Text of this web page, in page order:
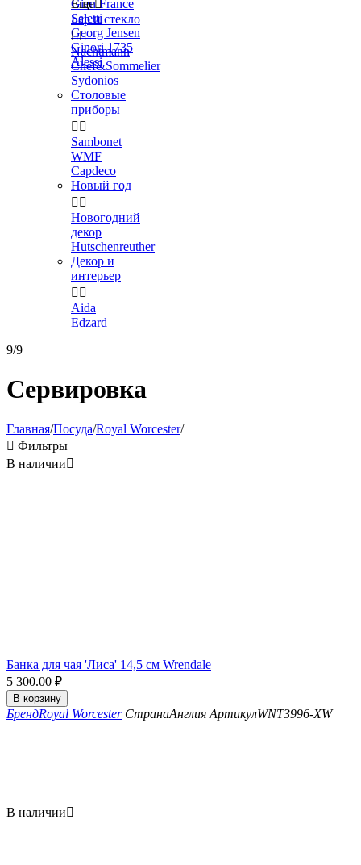
Gien France
Seletti
Georg Jensen
Ginori 1735
Alessi
Еще
Бар и стекло

Nachtmann
Chef&Sommelier
Sydonios
Столовые
приборы
 
Sambonet
WMF
Capdeco
Новый год
 
Новогодний
декор
Hutschenreuther
Декор и
интерьер
 
Aida
Edzard
9/9
Сервировка
Главная/Посуда/Royal Worcester/
 Фильтры
В наличии
Банка для чая 'Лиса' 14,5 см Wrendale
5 300.00 ₽
В корзину
БрендRoyal Worcester СтранаАнглия АртикулWNT3996-XW
В наличии